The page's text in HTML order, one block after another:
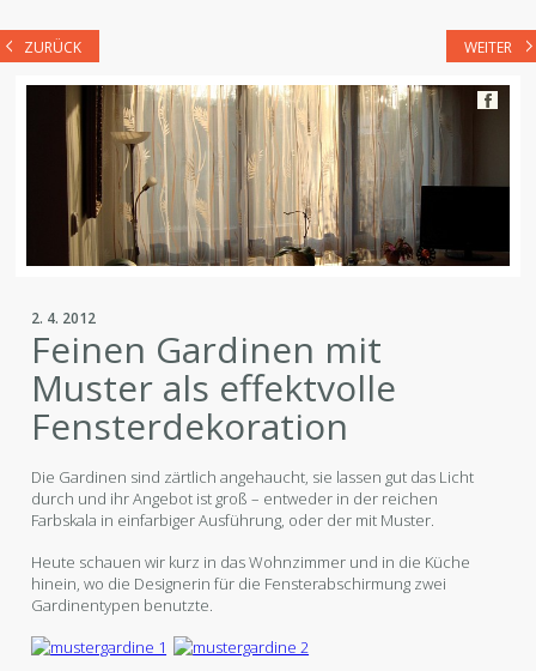
ZURÜCK WEITER
2. 4. 2012
Feinen Gardinen mit
Muster als effektvolle
Fensterdekoration
Die Gardinen sind zärtlich angehaucht, sie lassen gut das Licht
durch und ihr Angebot ist groß – entweder in der reichen
Farbskala in einfarbiger Ausführung, oder der mit Muster.
Heute schauen wir kurz in das Wohnzimmer und in die Küche
hinein, wo die Designerin für die Fensterabschirmung zwei
Gardinentypen benutzte.